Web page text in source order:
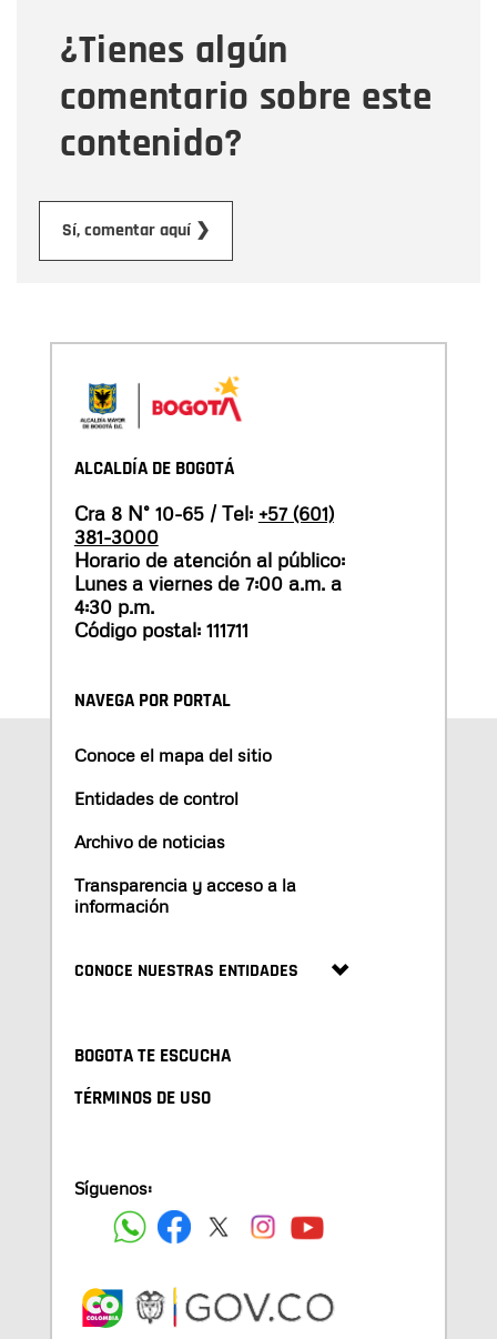
¿Tienes algún
comentario sobre este
contenido?
Sí, comentar aquí ❯
Mensaje
ALCALDÍA DE BOGOTÁ
Cra 8 N° 10-65 / Tel: +57 (601)
381-3000
Horario de atención al público:
Lunes a viernes de 7:00 a.m. a
4:30 p.m.
Código postal: 111711
NAVEGA POR PORTAL
Conoce el mapa del sitio
Entidades de control
Archivo de noticias
Transparencia y acceso a la
información
CONOCE NUESTRAS ENTIDADES
BOGOTA TE ESCUCHA
TÉRMINOS DE USO
Síguenos: